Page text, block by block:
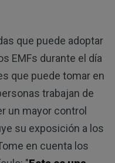
que puede adoptar
EMFs durante el día
que puede tomar en
trabajan de
un mayor control
su exposición a los
en cuenta los